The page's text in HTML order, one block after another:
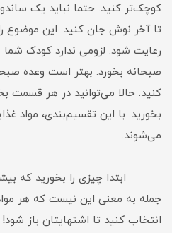
کوچک‌تر کنید. حتما نباید یک
تا آخر نوش جان کنید. این موضوع
رعایت شود. لزومی ندارد کودک
صبحانه بخورد. بهتر است وعده
کنید. حالا می‌توانید در هر قسمت
بخورید. با این تقسیم‌بندی، مواد
می‌شوند.
ابتدا چیزی را بخورید که
جمله به معنی این نیست که هر
انتخاب کنید تا اشتهایتان باز